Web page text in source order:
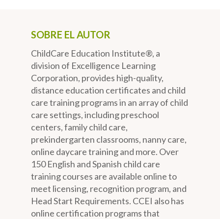
SOBRE EL AUTOR
ChildCare Education Institute®, a
division of Excelligence Learning
Corporation, provides high-quality,
distance education certificates and child
care training programs in an array of child
care settings, including preschool
centers, family child care,
prekindergarten classrooms, nanny care,
online daycare training and more. Over
150 English and Spanish child care
training courses are available online to
meet licensing, recognition program, and
Head Start Requirements. CCEI also has
online certification programs that